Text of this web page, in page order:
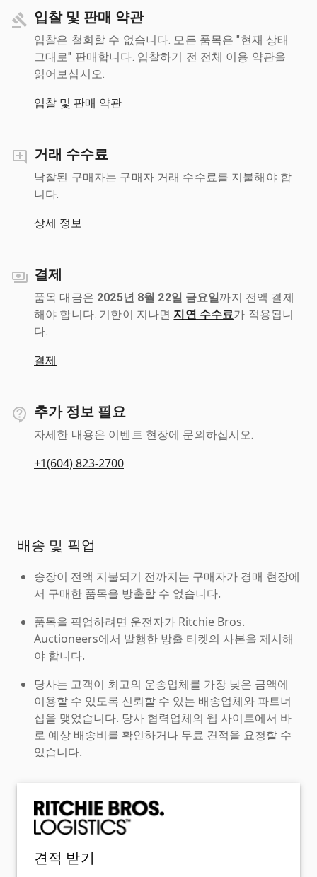
입찰 및 판매 약관
입찰은 철회할 수 없습니다. 모든 품목은 "현재 상태
그대로" 판매합니다. 입찰하기 전 전체 이용 약관을
읽어보십시오.
입찰 및 판매 약관
거래 수수료
낙찰된 구매자는 구매자 거래 수수료를 지불해야 합
니다.
상세 정보
결제
품목 대금은 2025년 8월 22일 금요일까지 전액 결제
해야 합니다. 기한이 지나면 지연 수수료가 적용됩니
다.
결제
추가 정보 필요
자세한 내용은 이벤트 현장에 문의하십시오.
+1(604) 823-2700
배송 및 픽업
송장이 전액 지불되기 전까지는 구매자가 경매 현장에
서 구매한 품목을 방출할 수 없습니다.
품목을 픽업하려면 운전자가 Ritchie Bros.
Auctioneers에서 발행한 방출 티켓의 사본을 제시해
야 합니다.
당사는 고객이 최고의 운송업체를 가장 낮은 금액에
이용할 수 있도록 신뢰할 수 있는 배송업체와 파트너
십을 맺었습니다. 당사 협력업체의 웹 사이트에서 바
로 예상 배송비를 확인하거나 무료 견적을 요청할 수
있습니다.
견적 받기